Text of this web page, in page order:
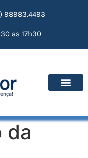
98983.4493
as 17h30
da